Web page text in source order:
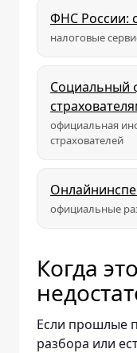
ФНС России:
налоговые
Социальный
официальная
страхователей
официальные
Когда
Если прошлые
разбора или